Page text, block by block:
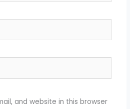
and website in this browser